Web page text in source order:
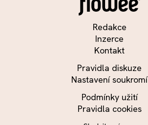
Redakce
Inzerce
Kontakt
Pravidla diskuze
Nastavení soukromí
Podmínky užití
Pravidla cookies